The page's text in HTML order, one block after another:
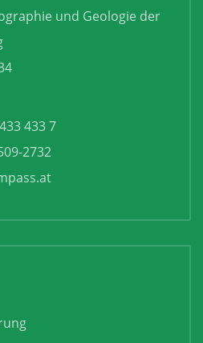
und Geologie der
433 7
2732